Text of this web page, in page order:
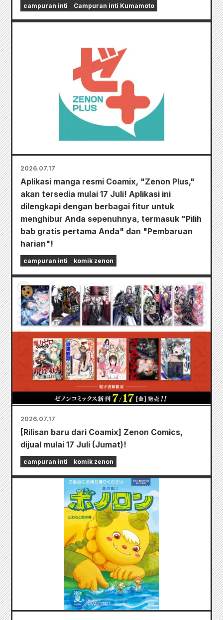
campuran inti Campuran inti Kumamoto
2026.07.17
Aplikasi manga resmi Coamix, "Zenon Plus,"
akan tersedia mulai 17 Juli! Aplikasi ini
dilengkapi dengan berbagai fitur untuk
menghibur Anda sepenuhnya, termasuk "Pilih
bab gratis pertama Anda" dan "Pembaruan
harian"!
campuran inti komik zenon
2026.07.17
[Rilisan baru dari Coamix] Zenon Comics,
dijual mulai 17 Juli (Jumat)!
campuran inti komik zenon